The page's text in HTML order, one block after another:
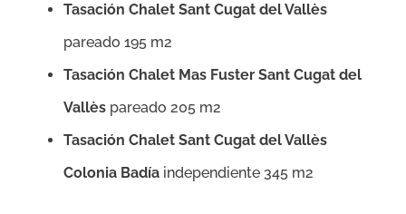
Tasación Chalet Sant Cugat del Vallès
pareado 195 m2
Tasación Chalet Mas Fuster Sant Cugat del
Vallès pareado 205 m2
Tasación Chalet Sant Cugat del Vallès
Colonia Badía independiente 345 m2